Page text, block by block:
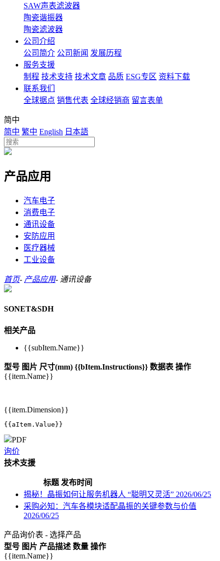
SAW声表滤波器
陶瓷谐振器
陶瓷滤波器
公司介绍
公司简介 公司新闻 发展历程
服务支援
制程 技术支持 技术文章 品质 ESG专区 资料下载
联系我们
全球据点 销售代表 全球经销商 留言表单
简中
简中 繁中 English 日本語
产品应用
汽车电子
消费电子
通讯设备
安防应用
医疗器械
工业设备
首页- 产品应用- 通讯设备
SONET&SDH
相关产品
{{subItem.Name}}
型号 图片 尺寸(mm) {{bItem.Instructions}} 数据表 操作
{{item.Name}}
{{item.Dimension}}
{{aItem.Value}}
PDF
询价
技术支援
标题 发布时间
揭秘！晶振如何让服务机器人 “聪明又灵活” 2026/06/25
采购必知：汽车各模块适配晶振的关键参数与价值
2026/06/25
产品询价表 - 选择产品
型号 图片 产品描述 数量 操作
{{item.Name}}